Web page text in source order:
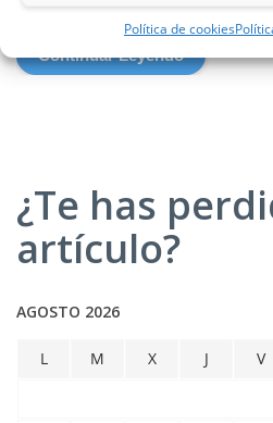
Política de cookies
Continuar Leyendo
¿Te has
artículo?
AGOSTO 2026
L M X J V